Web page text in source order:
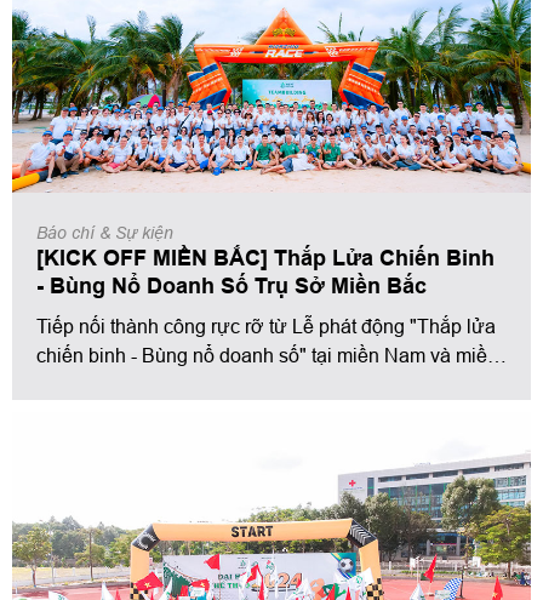
Báo chí & Sự kiện
[KICK OFF MIỀN BẮC] Thắp Lửa Chiến Binh
- Bùng Nổ Doanh Số Trụ Sở Miền Bắc
Tiếp nối thành công rực rỡ từ Lễ phát động "Thắp lửa
chiến binh - Bùng nổ doanh số" tại miền Nam và miền